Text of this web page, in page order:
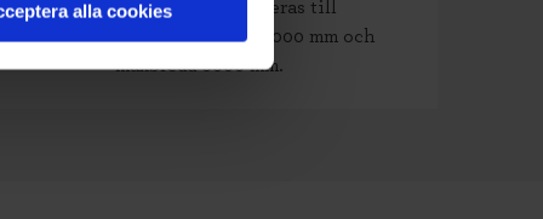
alla cookies
snabbrullport kan levereras till
dagöppningsmått maxhöjd 5000 mm och
maxbredd 6000 mm.